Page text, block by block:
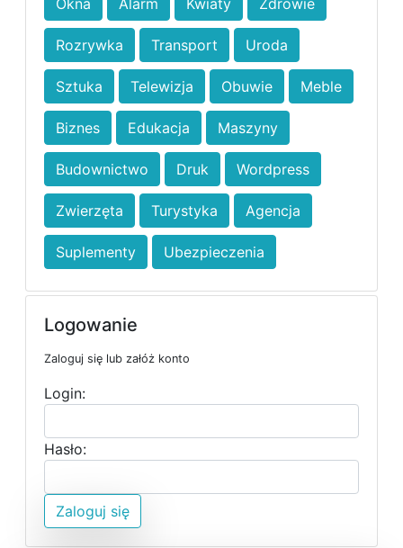
Okna Alarm Kwiaty Zdrowie
Rozrywka Transport Uroda
Sztuka Telewizja Obuwie Meble
Biznes Edukacja Maszyny
Budownictwo Druk Wordpress
Zwierzęta Turystyka Agencja
Suplementy Ubezpieczenia
Logowanie
Zaloguj się lub załóż konto
Login:
Hasło:
Zaloguj się